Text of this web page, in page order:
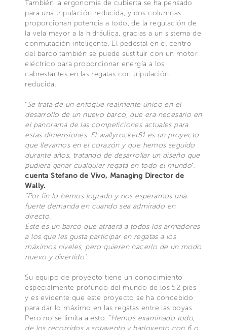
También la ergonomía de cubierta se ha pensado
para una tripulación reducida, y dos columnas
proporcionan potencia a todo, de la regulación de
la vela mayor a la hidráulica, gracias a un sistema de
conmutación inteligente. El pedestal en el centro
del barco también se puede sustituir con un motor
eléctrico para proporcionar energía a los
cabrestantes en las regatas con tripulación
reducida.
“Se trata de un enfoque realmente único en el
desarrollo de un nuevo barco, que era necesario en
el panorama de las competiciones actuales para
estas dimensiones. El wallyrocket51 es un proyecto
que llevamos en el corazón y que hemos seguido
durante años, tratando de desarrollar un diseño que
pudiera ganar cualquier regata en todo el mundo”,
cuenta Stefano de Vivo, Managing Director de
Wally.
“Por fin lo hemos logrado y nos esperamos una
fuerte demanda en cuando sea admirado en
directo.
Éste es un barco que atraerá a todos los armadores
a los que les gusta participar en regatas a los
máximos niveles, pero quieren hacerlo de un modo
nuevo y divertido”.
Su equipo de proyecto tiene un conocimiento
especialmente profundo del mundo de los 52 pies
y es evidente que este proyecto se ha concebido
para dar lo máximo en las regatas entre las boyas.
Pero no se limita a esto. “Hemos examinado todo,
de los recorridos a sotavento y barlovento con 6 o